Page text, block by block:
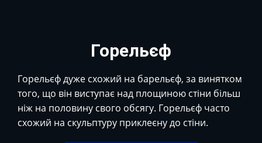
Горельєф
Горельєф дуже схожий на барельєф, за винятком
того, що він виступає над площиною стіни більш
ніж на половину свого обсягу. Горельєф часто
схожий на скульптуру приклеєну до стіни.